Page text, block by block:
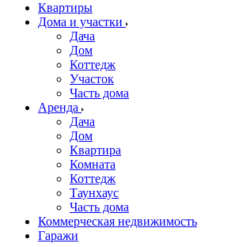
Квартиры
Дома и участки
Дача
Дом
Коттедж
Участок
Часть дома
Аренда
Дача
Дом
Квартира
Комната
Коттедж
Таунхаус
Часть дома
Коммерческая недвижимость
Гаражи